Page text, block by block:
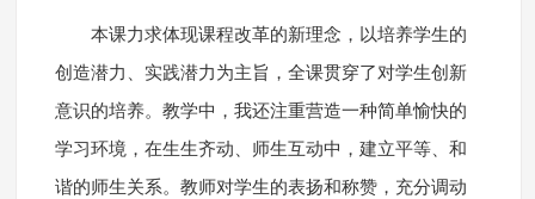
本课力求体现课程改革的新理念，以培养学生的
创造潜力、实践潜力为主旨，全课贯穿了对学生创新
意识的培养。教学中，我还注重营造一种简单愉快的
学习环境，在生生齐动、师生互动中，建立平等、和
谐的师生关系。教师对学生的表扬和称赞，充分调动